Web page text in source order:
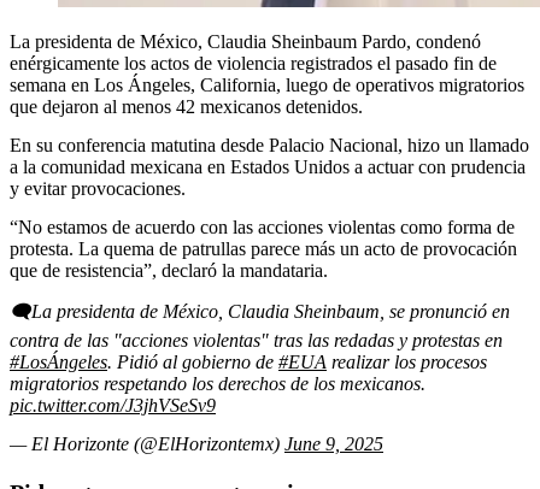
La presidenta de México, Claudia Sheinbaum Pardo, condenó
enérgicamente los actos de violencia registrados el pasado fin de
semana en Los Ángeles, California, luego de operativos migratorios
que dejaron al menos 42 mexicanos detenidos.
En su conferencia matutina desde Palacio Nacional, hizo un llamado
a la comunidad mexicana en Estados Unidos a actuar con prudencia
y evitar provocaciones.
“No estamos de acuerdo con las acciones violentas como forma de
protesta. La quema de patrullas parece más un acto de provocación
que de resistencia”, declaró la mandataria.
🗨️La presidenta de México, Claudia Sheinbaum, se pronunció en
contra de las "acciones violentas" tras las redadas y protestas en
#LosÁngeles. Pidió al gobierno de #EUA realizar los procesos
migratorios respetando los derechos de los mexicanos.
pic.twitter.com/J3jhVSeSv9
— El Horizonte (@ElHorizontemx) June 9, 2025